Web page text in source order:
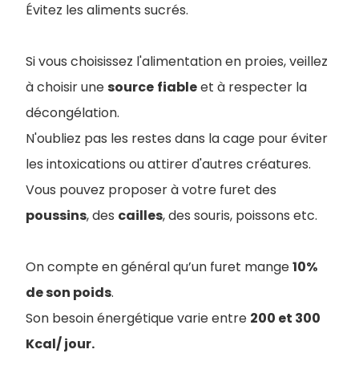
Évitez les aliments sucrés.
Si vous choisissez l'alimentation en proies, veillez
à choisir unesource fiableet à respecter la
décongélation.
N'oubliez pas les restes dans la cage pour éviter
les intoxications ou attirer d'autres créatures.
Vous pouvez proposer à votre furet des
poussins, des cailles, des souris, poissons etc.
On compte en général qu’un furet mange10%
de son poids.
Son besoin énergétique varie entre 200 et 300
Kcal/ jour.